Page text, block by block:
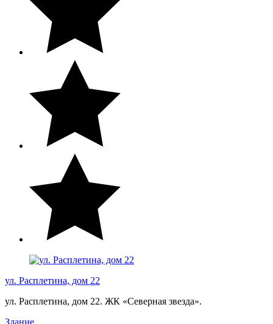
ул. Расплетина, дом 22
ул. Расплетина, дом 22. ЖК «Северная звезда».
Здание